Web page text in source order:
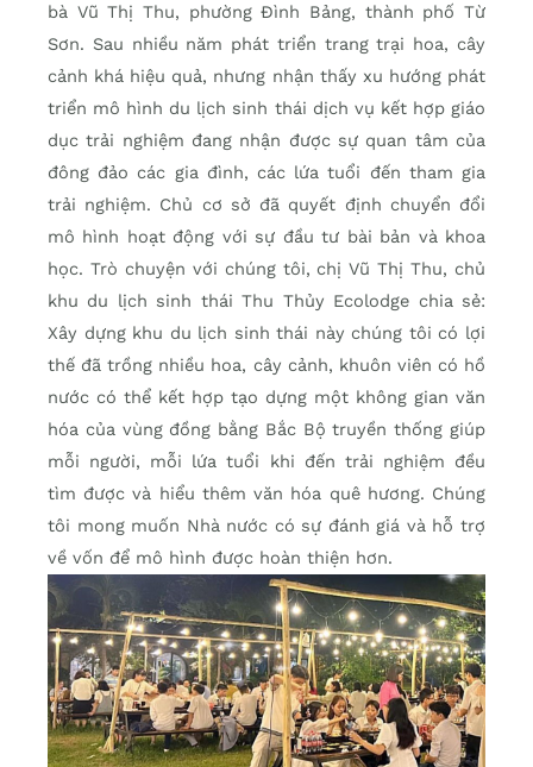
bà Vũ Thị Thu, phường Đình Bảng, thành phố Từ
Sơn. Sau nhiều năm phát triển trang trại hoa, cây
cảnh khá hiệu quả, nhưng nhận thấy xu hướng phát
triển mô hình du lịch sinh thái dịch vụ kết hợp giáo
dục trải nghiệm đang nhận được sự quan tâm của
đông đảo các gia đình, các lứa tuổi đến tham gia
trải nghiệm. Chủ cơ sở đã quyết định chuyển đổi
mô hình hoạt động với sự đầu tư bài bản và khoa
học. Trò chuyện với chúng tôi, chị Vũ Thị Thu, chủ
khu du lịch sinh thái Thu Thủy Ecolodge chia sẻ:
Xây dựng khu du lịch sinh thái này chúng tôi có lợi
thế đã trồng nhiều hoa, cây cảnh, khuôn viên có hồ
nước có thể kết hợp tạo dựng một không gian văn
hóa của vùng đồng bằng Bắc Bộ truyền thống giúp
mỗi người, mỗi lứa tuổi khi đến trải nghiệm đều
tìm được và hiểu thêm văn hóa quê hương. Chúng
tôi mong muốn Nhà nước có sự đánh giá và hỗ trợ
về vốn để mô hình được hoàn thiện hơn.